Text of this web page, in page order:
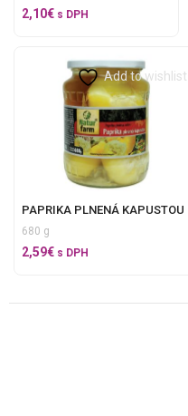
2,10€ s DPH
Add to wishlist
PAPRIKA PLNENÁ KAPUSTOU
680 g
2,59€ s DPH